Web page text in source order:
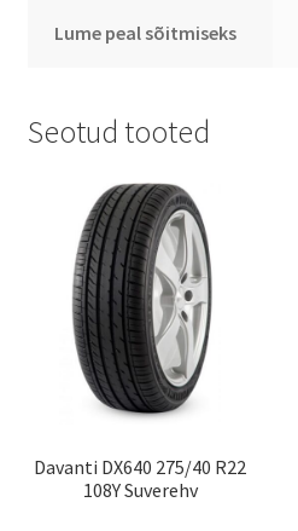
Lume peal sõitmiseks
Seotud tooted
Davanti DX640 275/40 R22
108Y Suverehv